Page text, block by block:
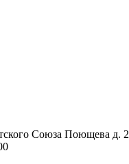
Союза Поющева д.